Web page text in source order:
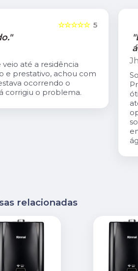
5
☆☆☆☆☆
até a residência
e prestativo, achou com
ocorrendo o
corrigiu o problema.
relacionadas